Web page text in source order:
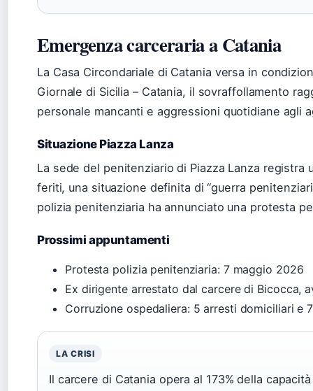
Emergenza carceraria a Catania
La Casa Circondariale di Catania versa in
Giornale di Sicilia – Catania, il sovraffollamento
personale mancanti e aggressioni quotidiane agli
Situazione Piazza Lanza
La sede del penitenziario di Piazza Lanza
feriti, una situazione definita di “guerra
polizia penitenziaria ha annunciato una protesta
Prossimi appuntamenti
Protesta polizia penitenziaria: 7 maggio 2026
Ex dirigente arrestato dal carcere di Bicocca,
Corruzione ospedaliera: 5 arresti domiciliari e
LA CRISI
Il carcere di Catania opera al 173% della